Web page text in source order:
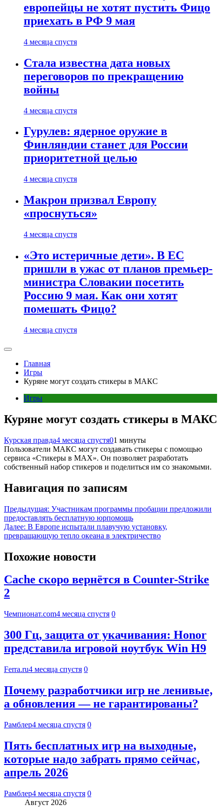
европейцы не хотят пустить Фицо
приехать в РФ 9 мая
4 месяца спустя
Стала известна дата новых
переговоров по прекращению
войны
4 месяца спустя
Гурулев: ядерное оружие в
Финляндии станет для России
приоритетной целью
4 месяца спустя
Макрон призвал Европу
«проснуться»
4 месяца спустя
«Это истеричные дети». В ЕС
пришли в ужас от планов премьер-
министра Словакии посетить
Россию 9 мая. Как они хотят
помешать Фицо?
4 месяца спустя
Главная
Игры
Куряне могут создать стикеры в МАКС
Игры
Куряне могут создать стикеры в МАКС
Курская правда4 месяца спустя01 минуты
Пользователи MAКС могут создавать стикеры с помощью
сервиса «Стикеры в MAХ». Он позволяет разработать
собственный набор стикеров и поделиться им со знакомыми.
Навигация по записям
Предыдущая: Участникам программы пробации предложили
предоставлять бесплатную юрпомощь
Далее: В Европе испытали плавучую установку,
превращающую тепло океана в электричество
Похожие новости
Cache скоро вернётся в Counter-Strike
2
Чемпионат.com4 месяца спустя 0
300 Гц, защита от укачивания: Honor
представила игровой ноутбук Win H9
Ferra.ru4 месяца спустя 0
Почему разработчики игр не ленивые,
а обновления — не гарантированы?
Рамблер4 месяца спустя 0
Пять бесплатных игр на выходные,
которые надо забрать прямо сейчас,
апрель 2026
Рамблер4 месяца спустя 0
Август 2026